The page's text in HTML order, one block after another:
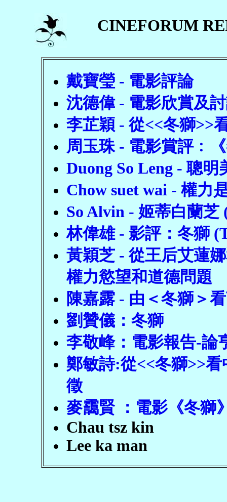
CINEFORUM
戴寶瑩 - 電影評論
沈德偉 - 電影欣賞及
李芷穎 - 從<<冬獅>>
周玉珠 - 電影賞評﹕
Duong So Leng - 聰明
Chow suet wai - 權力
So Alvin - 姬蒂白蘭芝
林偉雄 - 影評：冬獅
黃穎芝 - 從王后艾蓮
權力慾望和道德問題
陳嘉露 - 由＜冬獅＞
劉贊儀：冬獅
李敬峰：電影報告-論
鄭敏詩:從<<冬獅>>
徵
麥靄賢 ：電影《冬獅
Chau tsz kin
Lee ka man